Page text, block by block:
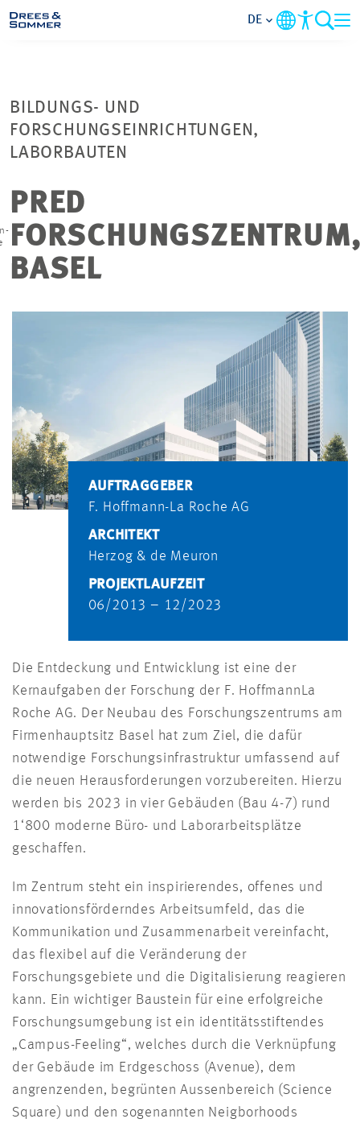
SERVICES
PROJEKTE
DE
BILDUNGS- UND
FORSCHUNGSEINRICHTUNGEN,
LABORBAUTEN
PRED
BASEL
AUFTRAGGEBER
F. Hoffmann-La Roche AG
ARCHITEKT
Herzog & de Meuron
PROJEKTLAUFZEIT
06/2013 – 12/2023
Die Entdeckung und Entwicklung ist eine der
Kernaufgaben der Forschung der F. HoffmannLa
Roche AG. Der Neubau des Forschungszentrums am
Firmenhauptsitz Basel hat zum Ziel, die dafür
notwendige Forschungsinfrastruktur umfassend auf
die neuen Herausforderungen vorzubereiten. Hierzu
werden bis 2023 in vier Gebäuden (Bau 4-7) rund
1‘800 moderne Büro- und Laborarbeitsplätze
geschaffen.
Im Zentrum steht ein inspirierendes, offenes und
innovationsförderndes Arbeitsumfeld, das die
Kommunikation und Zusammenarbeit vereinfacht,
das flexibel auf die Veränderung der
Forschungsgebiete und die Digitalisierung reagieren
kann. Ein wichtiger Baustein für eine erfolgreiche
Forschungsumgebung ist ein identitätsstiftendes
„Campus-Feeling“, welches durch die Verknüpfung
der Gebäude im Erdgeschoss (Avenue), dem
angrenzenden, begrünten Aussenbereich (Science
Square) und den sogenannten Neigborhoods